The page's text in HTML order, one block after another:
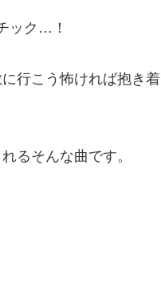
ック…！
行こう怖ければ抱き着
るそんな曲です。